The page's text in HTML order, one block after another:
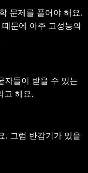
문제를 풀어야 해요.
문에 아주 고성능의
자들이 받을 수 있는
고 해요.
. 그럼 반감기가 있을